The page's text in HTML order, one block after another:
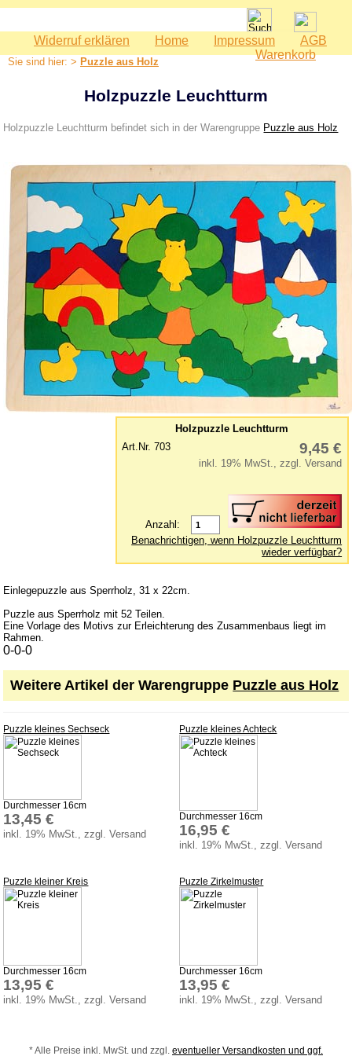
Widerruf erklären Home Impressum
AGB
Warenkorb
Sie sind hier: > Puzzle aus Holz
Spielwaren
Babyspielzeug
Bauernhof
Holzeisenbahn
Kaspertheater
Kaufmannsladen
Kinderküche
Kinderzimmer - Accessoires
Kinderwerkzeuge
Klettermax & Hampelmann
Laufräder
Lauftiere
Lernspielzeug
Mobile
Murmelbahn
Puppen und Puppenmöbel
Spielend kreativ
Spielzeug für draußen
Spielzeugautos
zum Schieben und Ziehen
Weihnachten
Zaubertricks
Aktuelles
Datenschutz
Versandkosten
Download
Sonstiges
Suchfunktion
Holzpuzzle Leuchtturm
Holzpuzzle Leuchtturm befindet sich in der Warengruppe Puzzle aus Holz
Holzpuzzle Leuchtturm
Art.Nr. 703
9,45 €
inkl. 19% MwSt., zzgl. Versand
Anzahl:
Benachrichtigen, wenn Holzpuzzle Leuchtturm
wieder verfügbar?
Einlegepuzzle aus Sperrholz, 31 x 22cm.
Puzzle aus Sperrholz mit 52 Teilen.
Eine Vorlage des Motivs zur Erleichterung des Zusammenbaus liegt im
Rahmen.
0-0-0
Weitere Artikel der Warengruppe Puzzle aus Holz
Puzzle kleines Sechseck
Durchmesser 16cm
13,45 €
inkl. 19% MwSt., zzgl. Versand
Puzzle kleines Achteck
Durchmesser 16cm
16,95 €
inkl. 19% MwSt., zzgl. Versand
Puzzle kleiner Kreis
Durchmesser 16cm
13,95 €
inkl. 19% MwSt., zzgl. Versand
Puzzle Zirkelmuster
Durchmesser 16cm
13,95 €
inkl. 19% MwSt., zzgl. Versand
* Alle Preise inkl. MwSt. und zzgl. eventueller Versandkosten und ggf.